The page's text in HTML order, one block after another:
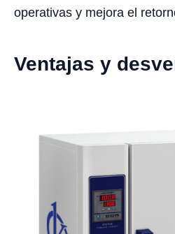
operativas y mejora el
Ventajas y